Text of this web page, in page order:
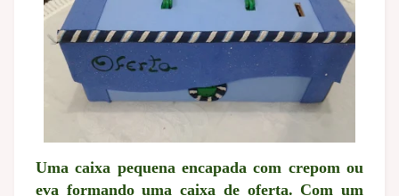
Uma caixa pequena encapada com crepom ou
eva formando uma caixa de oferta. Com um